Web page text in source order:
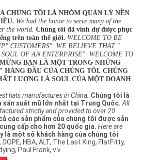
CHÚNG TÔI LÀ NHÓM QUẢN LÝ NỀN
We had the honor to serve many of the
the world. Chúng tôi đã vinh dự được phục
trên toàn thế giới. WELCOME TO BE
CUSTOMERS". WE BELIEVE THAT "
OF AN ENTERPRISE". WELCOME TO
BẠN LÀ MỘT TRONG NHỮNG
ĐẦU CỦA CHÚNG TÔI. CHÚNG
LƯỢNG LÀ SOUL CỦA MỘT DOANH
hats manufactures in China. Chúng tôi là
xuất mũ lớn nhất tại Trung Quốc. All
strictly and provided to over 20
các sản phẩm của chúng tôi được sản
cấp cho hơn 20 quốc gia. Here are
là một số khách hàng của chúng tôi
DOPE, HBA, ALT, The Last King, FlatFitty,
Paul Frank, v.v.